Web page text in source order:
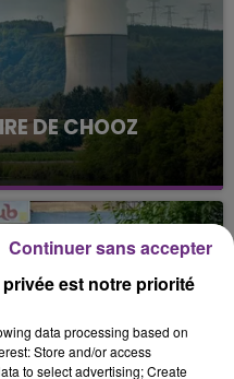
DE CHOOZ
que la centrale
l'arrêt. Une situation
est notre priorité
data processing based on
Store and/or access
to select advertising; Create
Continuer sans accepter